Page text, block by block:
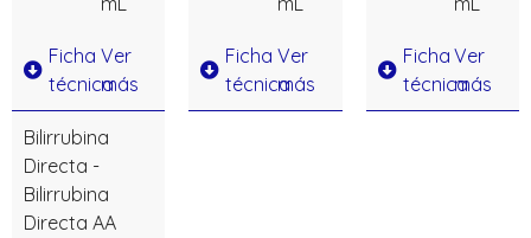
Ficha
técnica
Ver
más
Ficha
técnica
Ver
más
Ficha
técnica
Ver
más
Bilirrubina
Directa -
Bilirrubina
Directa AA